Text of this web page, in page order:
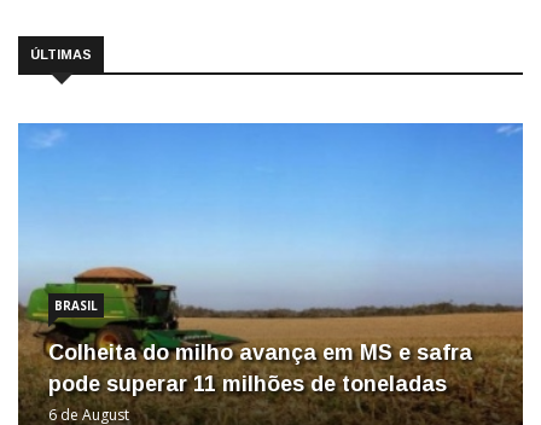
ÚLTIMAS
BRASIL
Colheita do milho avança em MS e safra
pode superar 11 milhões de toneladas
6 de August